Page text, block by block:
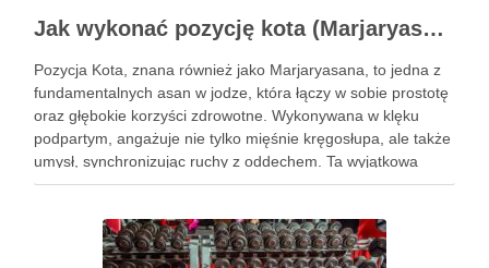
Jak wykonać pozycję kota (Marjaryasana) i jakie ma korzyści?
Pozycja Kota, znana również jako Marjaryasana, to jedna z
fundamentalnych asan w jodze, która łączy w sobie prostotę
oraz głębokie korzyści zdrowotne. Wykonywana w klęku
podpartym, angażuje nie tylko mięśnie kręgosłupa, ale także
umysł, synchronizując ruchy z oddechem. Ta wyjątkowa
praktyka nie tylko poprawia elastyczność ciała, ale również